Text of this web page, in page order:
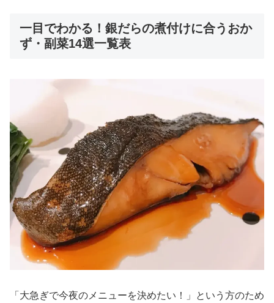
一目でわかる！銀だらの煮付けに合うおか
ず・副菜14選一覧表
「大急ぎで今夜のメニューを決めたい！」という方のため